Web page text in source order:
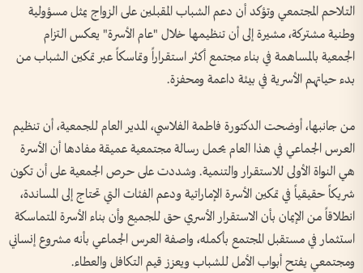
التلاحم المجتمعي وتؤكد أن دعم الشباب المقبلين على الزواج يمثل مسؤولية
وطنية مشتركة، مشيرة إلى أن تنظيمها خلال "عام الأسرة" يعكس التزام
الجمعية بالمساهمة في بناء مجتمع أكثر استقراراً وتماسكاً عبر تمكين الشباب من
بدء حياتهم الأسرية في بيئة داعمة ومحفزة.
من جانبها، أوضحت الدكتورة فاطمة الفلاسي، المدير العام للجمعية، أن تنظيم
العرس الجماعي في هذا العام يحمل رسالة مجتمعية عميقة مفادها أن الأسرة
هي النواة الأولى للاستقرار والتنمية. وشددت على حرص الجمعية على أن تكون
شريكاً حقيقياً في تمكين الأسرة الإماراتية ودعم الفئات التي تحتاج إلى المساندة،
انطلاقاً من الإيمان بأن الاستقرار الأسري حق للجميع وأن بناء الأسرة المتماسكة
استثمار في مستقبل المجتمع بأكمله، واصفة العرس الجماعي بأنه مشروع إنساني
ومجتمعي يفتح أبواب الأمل للشباب ويعزز قيم التكافل والعطاء.